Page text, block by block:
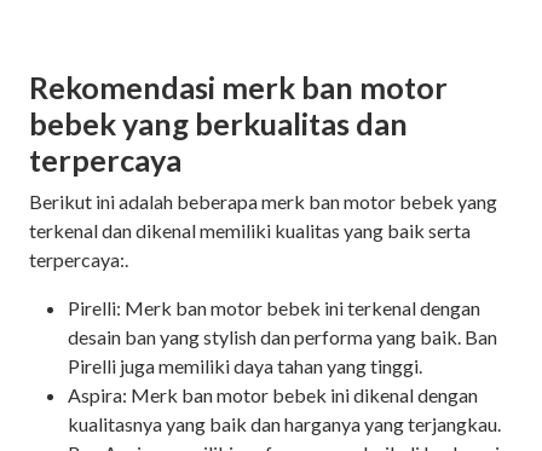
Rekomendasi merk ban motor
bebek yang berkualitas dan
terpercaya
Berikut ini adalah beberapa merk ban motor bebek yang
terkenal dan dikenal memiliki kualitas yang baik serta
terpercaya:.
Pirelli: Merk ban motor bebek ini terkenal dengan
desain ban yang stylish dan performa yang baik. Ban
Pirelli juga memiliki daya tahan yang tinggi.
Aspira: Merk ban motor bebek ini dikenal dengan
kualitasnya yang baik dan harganya yang terjangkau.